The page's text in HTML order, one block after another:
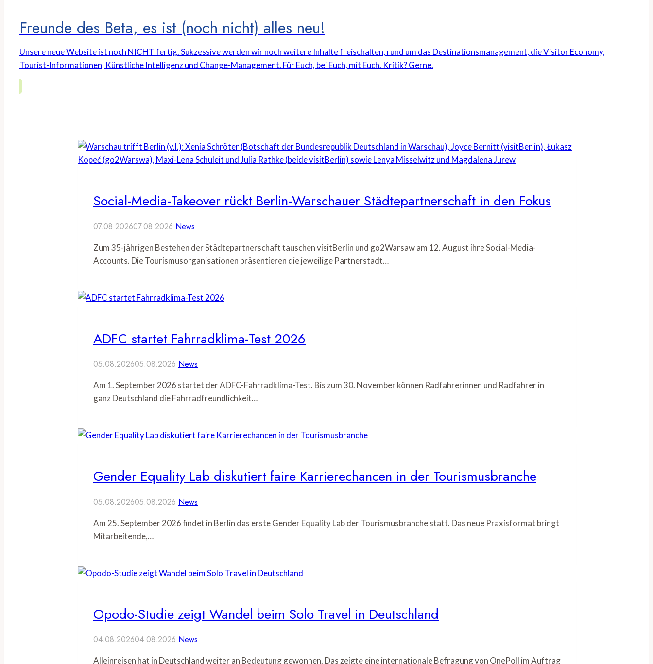
Freunde des Beta, es ist (noch nicht) alles neu!
Unsere neue Website ist noch NICHT fertig. Sukzessive werden wir noch weitere Inhalte freischalten, rund um das Destinationsmanagement, die Visitor Economy,
Tourist-Informationen, Künstliche Intelligenz und Change-Management. Für Euch, bei Euch, mit Euch. Kritik? Gerne.
Social-Media-Takeover rückt Berlin-Warschauer Städtepartnerschaft in den Fokus
07.08.202607.08.2026 News
Zum 35-jährigen Bestehen der Städtepartnerschaft tauschen visitBerlin und go2Warsaw am 12. August ihre Social-Media-
Accounts. Die Tourismusorganisationen präsentieren die jeweilige Partnerstadt…
ADFC startet Fahrradklima-Test 2026
05.08.202605.08.2026 News
Am 1. September 2026 startet der ADFC-Fahrradklima-Test. Bis zum 30. November können Radfahrerinnen und Radfahrer in
ganz Deutschland die Fahrradfreundlichkeit…
Gender Equality Lab diskutiert faire Karrierechancen in der Tourismusbranche
05.08.202605.08.2026 News
Am 25. September 2026 findet in Berlin das erste Gender Equality Lab der Tourismusbranche statt. Das neue Praxisformat bringt
Mitarbeitende,…
Opodo-Studie zeigt Wandel beim Solo Travel in Deutschland
04.08.202604.08.2026 News
Alleinreisen hat in Deutschland weiter an Bedeutung gewonnen. Das zeigte eine internationale Befragung von OnePoll im Auftrag